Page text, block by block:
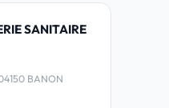
SANITAIRE
BANON